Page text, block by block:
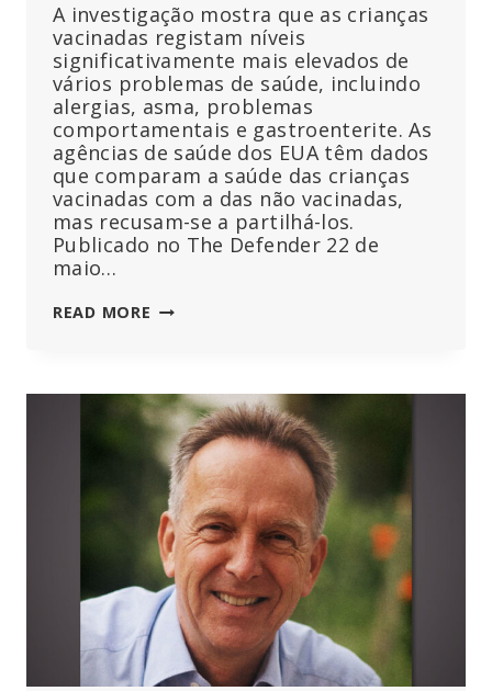
A investigação mostra que as crianças
vacinadas registam níveis
significativamente mais elevados de
vários problemas de saúde, incluindo
alergias, asma, problemas
comportamentais e gastroenterite. As
agências de saúde dos EUA têm dados
que comparam a saúde das crianças
vacinadas com a das não vacinadas,
mas recusam-se a partilhá-los.
Publicado no The Defender 22 de
maio…
READ MORE AS
SÃO
MAIS
SAUDÁVEIS
DO
QUE
AS
VACINADAS
–
PORQUE
É
QUE
AS
AGÊNCIAS